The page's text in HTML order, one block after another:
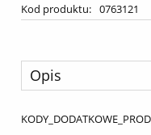
Kod produktu: 0763121
Opis